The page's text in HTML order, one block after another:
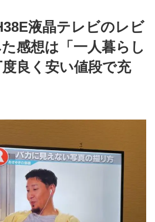
液晶テレビのレビ
感想は「一人暮らし
良く安い値段で充